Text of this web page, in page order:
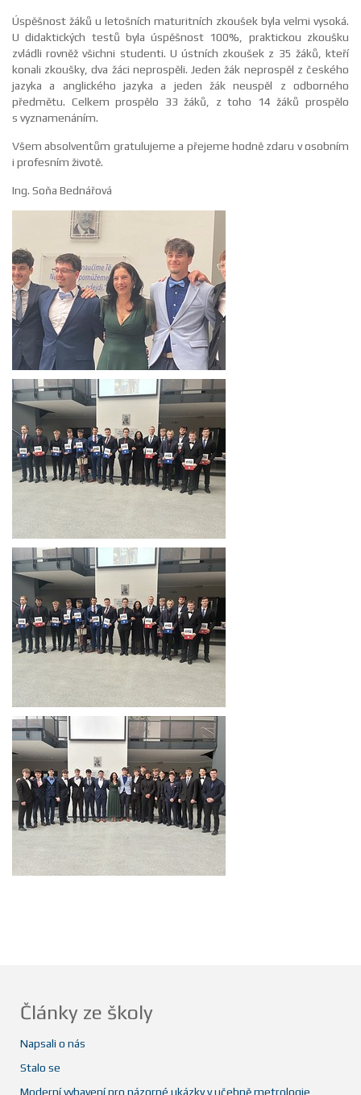
Úspěšnost žáků u letošních maturitních zkoušek byla velmi vysoká.
U didaktických testů byla úspěšnost 100%, praktickou zkoušku
zvládli rovněž všichni studenti. U ústních zkoušek z 35 žáků, kteří
konali zkoušky, dva žáci neprospěli. Jeden žák neprospěl z českého
jazyka a anglického jazyka a jeden žák neuspěl z odborného
předmětu. Celkem prospělo 33 žáků, z toho 14 žáků prospělo
s vyznamenáním.
Všem absolventům gratulujeme a přejeme hodně zdaru v osobním
i profesním životě.
Ing. Soňa Bednářová
Články ze školy
Napsali o nás
Stalo se
Moderní vybavení pro názorné ukázky v učebně metrologie